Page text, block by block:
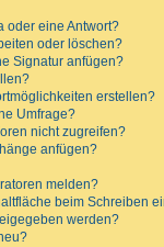
oder eine Antwort?
oder löschen?
Signatur anfügen?
erstellen?
Umfrage?
nicht zugreifen?
anfügen?
melden?
beim Schreiben
werden?